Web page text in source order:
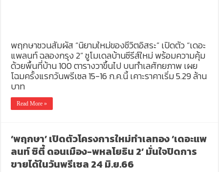
พฤกษาชวนสัมผัส “นิยามใหม่ของชีวิตอิสระ” เปิดตัว “เดอะ
แพลนท์ ฉลองกรุง 2” ชูโมเดลบ้านซีรีส์ใหม่ พร้อมความคุ้ม
ด้วยพื้นที่บ้าน 100 ตารางวาขึ้นไป บนทำเลศักยภาพ เผย
โฉมครั้งแรกวันพรีเซล 15-16 ก.ค.นี้ เคาะราคาเริ่ม 5.29 ล้าน
บาท
Read More »
‘พฤกษา’ เปิดตัวโครงการใหม่ทำเลทอง ‘เดอะแพ
ลนท์ ซิตี้ ดอนเมือง-พหลโยธิน 2’ มั่นใจปิดการ
ขายได้ในวันพรีเซล 24 มิ.ย.66